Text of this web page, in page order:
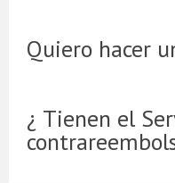
Quiero hacer
¿ Tienen el